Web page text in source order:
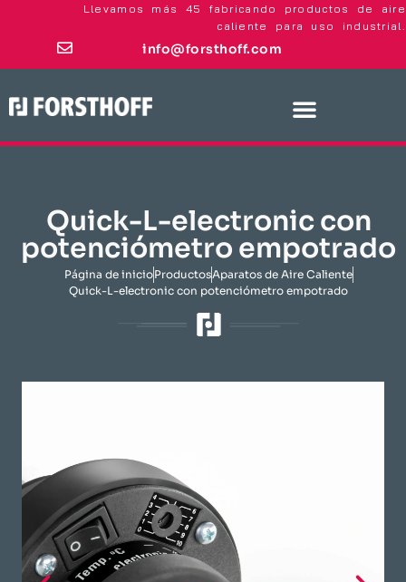
Llevamos más 45 fabricando productos de aire
caliente para uso industrial.
info@forsthoff.com
Quick-L-electronic con
potenciómetro empotrado
Página de inicio​Productos​Aparatos de Aire Caliente
Quick-L-electronic con potenciómetro empotrado